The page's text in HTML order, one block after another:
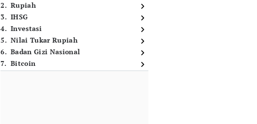
2. Rupiah
3. IHSG
4. Investasi
5. Nilai Tukar Rupiah
6. Badan Gizi Nasional
7. Bitcoin